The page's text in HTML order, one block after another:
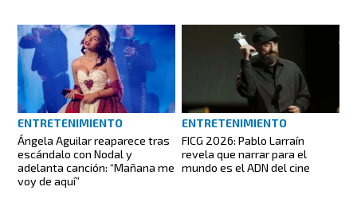
ENTRETENIMIENTO
Ángela Aguilar reaparece tras
escándalo con Nodal y
adelanta canción: “Mañana me
voy de aquí”
ENTRETENIMIENTO
FICG 2026: Pablo Larraín
revela que narrar para el
mundo es el ADN del cine